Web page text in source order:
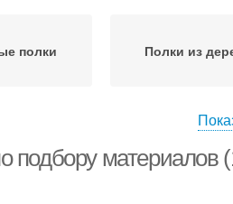
полки Полки из
подбору материалов